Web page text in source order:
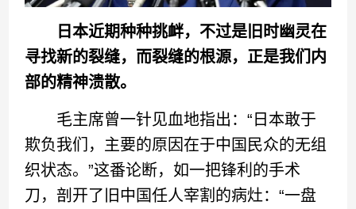
日本近期种种挑衅，不过是旧时幽灵在
寻找新的裂缝，而裂缝的根源，正是我们内
部的精神溃散。
毛主席曾一针见血地指出：“日本敢于
欺负我们，主要的原因在于中国民众的无组
织状态。”这番论断，如一把锋利的手术
刀，剖开了旧中国任人宰割的病灶：“一盘